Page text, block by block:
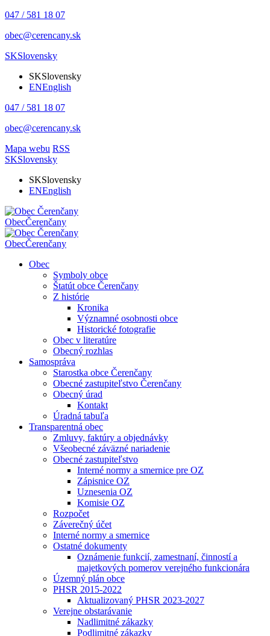
047 / 581 18 07
obec@cerencany.sk
SKSlovensky
SKSlovensky
ENEnglish
047 / 581 18 07
obec@cerencany.sk
Mapa webu RSS
SKSlovensky
SKSlovensky
ENEnglish
ObecČerenčany
ObecČerenčany
Obec
Symboly obce
Štatút obce Čerenčany
Z histórie
Kronika
Významné osobnosti obce
Historické fotografie
Obec v literatúre
Obecný rozhlas
Samospráva
Starostka obce Čerenčany
Obecné zastupiteľstvo Čerenčany
Obecný úrad
Kontakt
Úradná tabuľa
Transparentná obec
Zmluvy, faktúry a objednávky
Všeobecné záväzné nariadenie
Obecné zastupiteľstvo
Interné normy a smernice pre OZ
Zápisnice OZ
Uznesenia OZ
Komisie OZ
Rozpočet
Záverečný účet
Interné normy a smernice
Ostatné dokumenty
Oznámenie funkcií, zamestnaní, činností a
majetkových pomerov verejného funkcionára
Územný plán obce
PHSR 2015-2022
Aktualizovaný PHSR 2023-2027
Verejne obstarávanie
Nadlimitné zákazky
Podlimitné zákazky